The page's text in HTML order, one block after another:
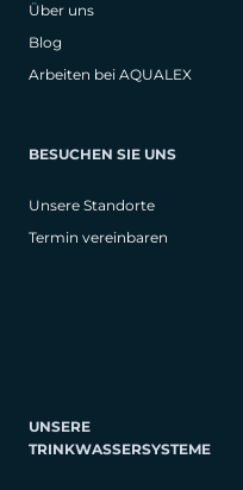
Über uns
Blog
Arbeiten bei AQUALEX
BESUCHEN SIE UNS
Unsere Standorte
Termin vereinbaren
UNSERE
TRINKWASSERSYSTEME